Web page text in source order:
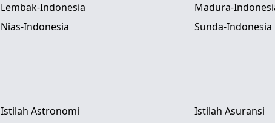
Lembak-Indonesia
Madura-
Nias-Indonesia Sunda-Indonesia
Istilah Astronomi
Istilah Asuransi